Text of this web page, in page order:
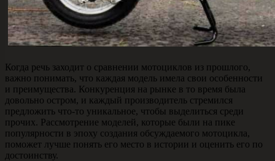
Когда речь заходит о сравнении мотоциклов из прошлого,
важно понимать, что каждая модель имела свои особенности
и преимущества. Конкуренция на рынке в то время была
довольно остром, и каждый производитель стремился
предложить что-то уникальное, чтобы выделиться среди
прочих. Рассмотрение моделей, которые были на пике
популярности в эпоху создания обсуждаемого мотоцикла,
поможет лучше понять его место в истории и оценить его по
достоинству.